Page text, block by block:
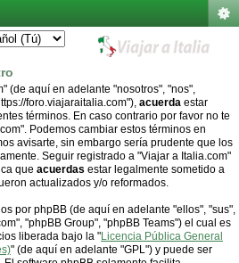
(de aquí en adelante "nosotros", "nos",
foro.viajaraitalia.com"), acuerda estar
términos. En caso contrario por favor no te
Podemos cambiar estos términos en
avisarte, sin embargo sería prudente que los
Seguir registrado a "Viajar a Italia.com"
que acuerdas estar legalmente sometido a
actualizados y/o reformados.
por phpBB (de aquí en adelante "ellos", "sus",
"phpBB Group", "phpBB Teams") el cual es
liberada bajo la "Licencia Pública General
" (de aquí en adelante "GPL") y puede ser